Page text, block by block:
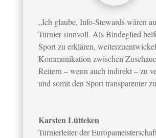
„Ich glaube, Info-Stewards wären
Turnier sinnvoll. Als Bindeglied
Sport zu erklären,
Kommunikation zwischen
Reitern – wenn auch indirekt – zu
und somit den Sport transparenter
Karsten Lütteken
Turnierleiter der